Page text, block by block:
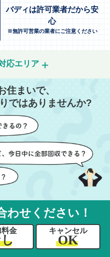
きました。
当日は2名のスタッフが来
てくださり、作業の流れ
ちらも安心感を持って作
壁や床を傷つけないよう
に細心の注意を払ってい
ただき、家全体がスムー
ズに片付いていくのがと
ても嬉しかったです。作
業が終わった後には、こ
ちらからお願いしなくて
も部屋を簡単に清掃して
いただけたのも好印象で
した。
いても教えていただき、
今後の片付けにも役立つ
知識が増えました。また
何かあれば、ぜひお願い
バディは許可業者だから安
心
※無許可営業の業者にご注意ください
応エリア
住まいで、
ではありませんか?
わせください！
料金 キャンセル
OK